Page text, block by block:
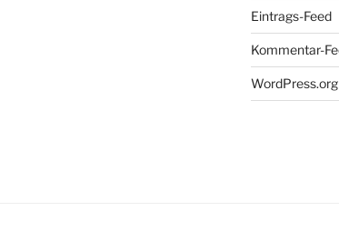
Eintrags-Feed
Kommentar-
WordPress.org